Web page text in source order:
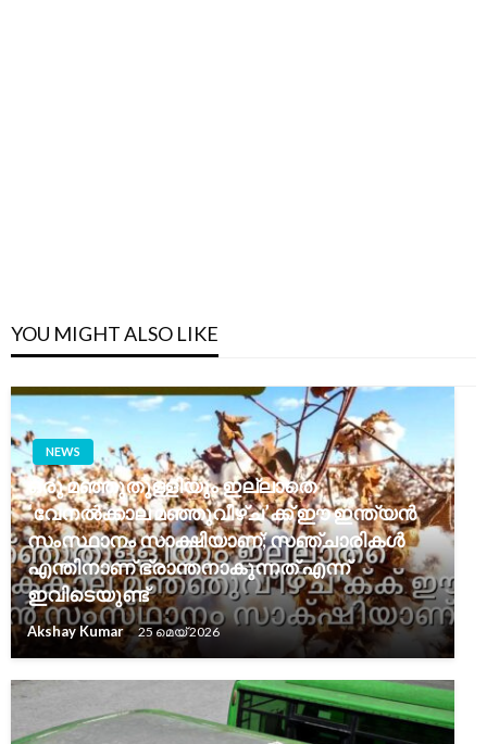
YOU MIGHT ALSO LIKE
NEWS
ഒരു മഞ്ഞുതുള്ളിയും ഇല്ലാതെ
‘വേനൽക്കാല മഞ്ഞുവീഴ്ച’ക്ക് ഈ ഇന്ത്യൻ
സംസ്ഥാനം സാക്ഷിയാണ്; സഞ്ചാരികൾ
എന്തിനാണ് ഭ്രാന്തനാകുന്നത് എന്ന്
ഇവിടെയുണ്ട്
Akshay Kumar 25 മെയ്‌ 2026